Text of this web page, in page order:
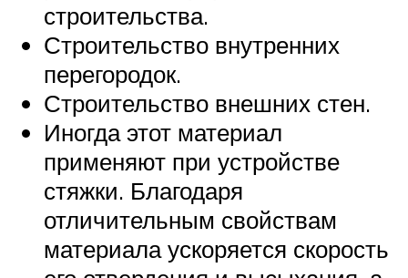
строительства.
Строительство внутренних
перегородок.
Строительство внешних стен.
Иногда этот материал
применяют при устройстве
стяжки. Благодаря
отличительным свойствам
материала ускоряется скорость